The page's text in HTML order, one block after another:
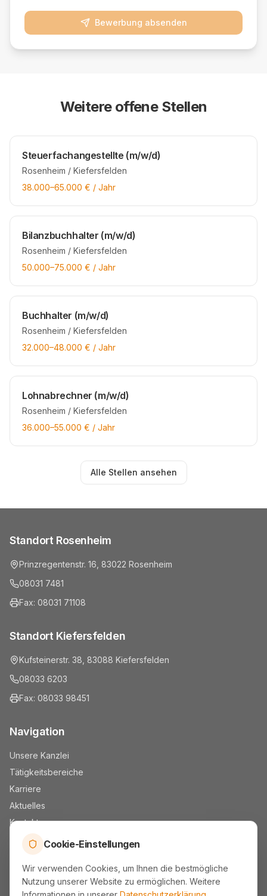
Cookie-Einstellungen
Wir verwenden Cookies, um Ihnen die bestmögliche
Nutzung unserer Website zu ermöglichen. Weitere
Bewerbung absenden
Weitere offene Stellen
Steuerfachangestellte (m/w/d)
Rosenheim / Kiefersfelden
38.000–65.000 € / Jahr
Bilanzbuchhalter (m/w/d)
Rosenheim / Kiefersfelden
50.000–75.000 € / Jahr
Buchhalter (m/w/d)
Rosenheim / Kiefersfelden
32.000–48.000 € / Jahr
Lohnabrechner (m/w/d)
Rosenheim / Kiefersfelden
36.000–55.000 € / Jahr
Alle Stellen ansehen
Standort Rosenheim
Prinzregentenstr. 16, 83022 Rosenheim
08031 7481
Fax: 08031 71108
Standort Kiefersfelden
Kufsteinerstr. 38, 83088 Kiefersfelden
08033 6203
Fax: 08033 98451
Navigation
Unsere Kanzlei
Tätigkeitsbereiche
Karriere
Aktuelles
Kontakt
Mandantenportal
Kontakt & Rechtliches